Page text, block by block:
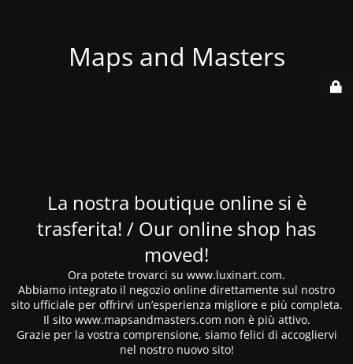
Maps and Masters
La nostra boutique online si è
trasferita! / Our online shop has
moved!
Ora potete trovarci su www.luxinart.com.
Abbiamo integrato il negozio online direttamente sul nostro
sito ufficiale per offrirvi un’esperienza migliore e più completa.
Il sito www.mapsandmasters.com non è più attivo.
Grazie per la vostra comprensione, siamo felici di accogliervi
nel nostro nuovo sito!